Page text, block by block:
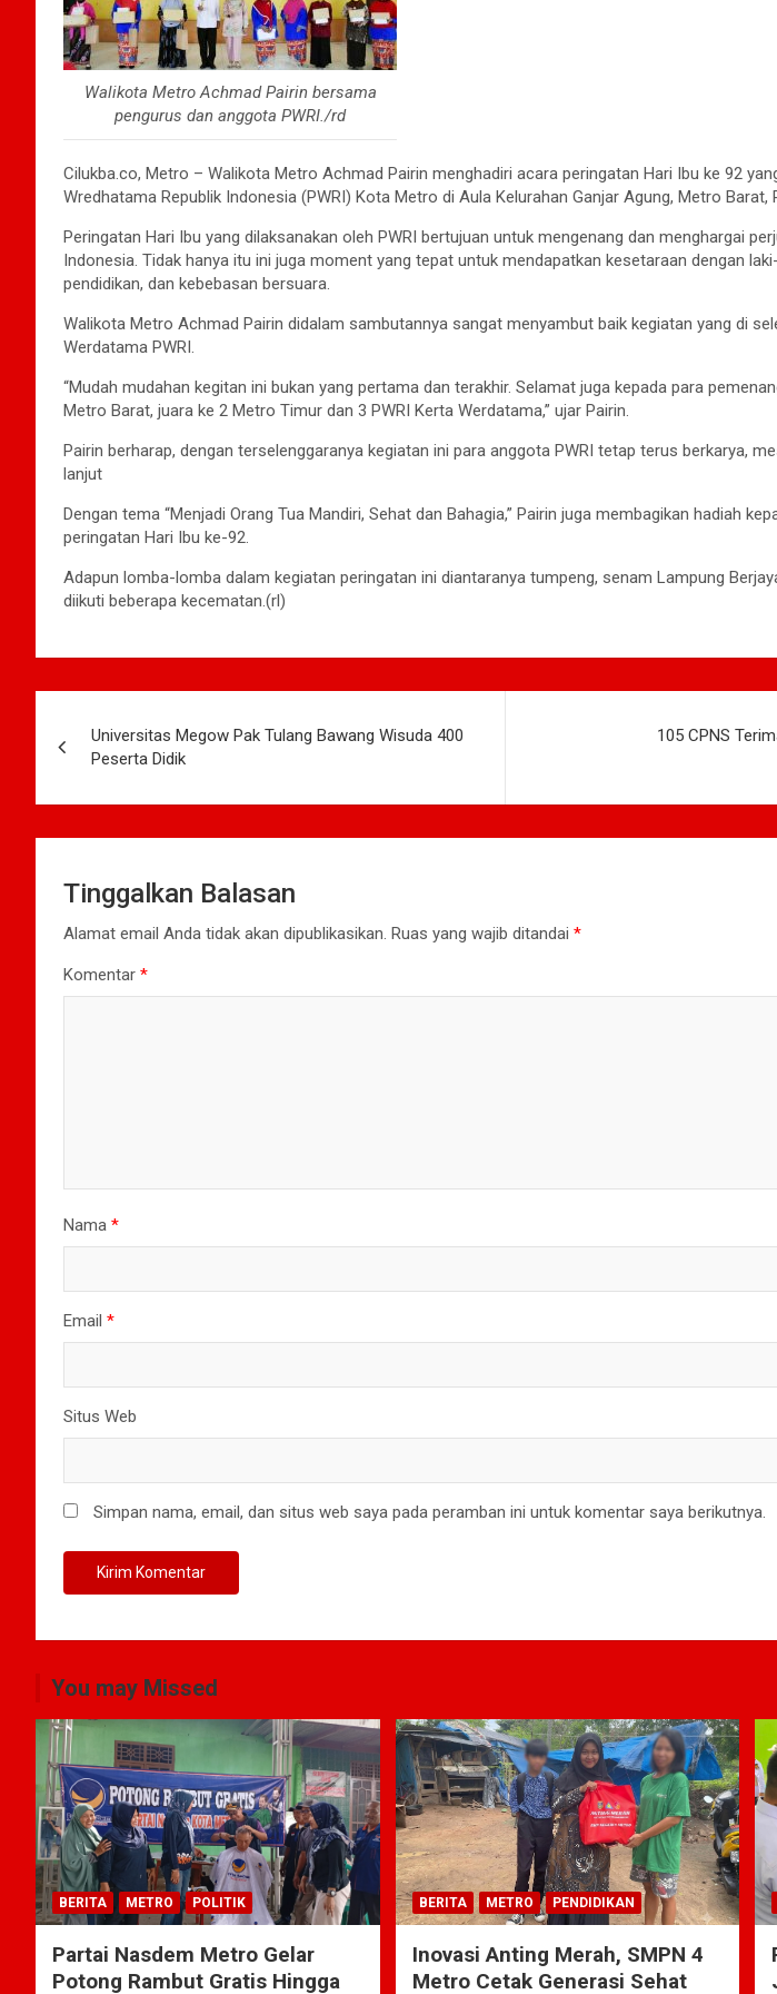
Walikota Metro Achmad Pairin bersama
pengurus dan anggota PWRI./rd
Cilukba.co, Metro – Walikota Metro Achmad Pairin menghadiri acara peringatan Hari Ibu ke 92
Wredhatama Republik Indonesia (PWRI) Kota Metro di Aula Kelurahan Ganjar Agung, Metro Barat,
Peringatan Hari Ibu yang dilaksanakan oleh PWRI bertujuan untuk mengenang dan menghargai
Indonesia. Tidak hanya itu ini juga moment yang tepat untuk mendapatkan kesetaraan dengan
pendidikan, dan kebebasan bersuara.
Walikota Metro Achmad Pairin didalam sambutannya sangat menyambut baik kegiatan yang di
Werdatama PWRI.
“Mudah mudahan kegitan ini bukan yang pertama dan terakhir. Selamat juga kepada para
Metro Barat, juara ke 2 Metro Timur dan 3 PWRI Kerta Werdatama,” ujar Pairin.
Pairin berharap, dengan terselenggaranya kegiatan ini para anggota PWRI tetap terus berkarya,
lanjut
Dengan tema “Menjadi Orang Tua Mandiri, Sehat dan Bahagia,” Pairin juga membagikan hadiah
peringatan Hari Ibu ke-92.
Adapun lomba-lomba dalam kegiatan peringatan ini diantaranya tumpeng, senam Lampung
diikuti beberapa kecematan.(rl)
pos
Universitas Megow Pak Tulang Bawang Wisuda 400
Peserta Didik
105 CPNS
Tinggalkan Balasan
Alamat email Anda tidak akan dipublikasikan. Ruas yang wajib ditandai *
Komentar *
Nama *
Email *
Situs Web
Simpan nama, email, dan situs web saya pada peramban ini untuk komentar saya berikutnya.
You may Missed
BERITA METRO POLITIK
Partai Nasdem Metro Gelar
Potong Rambut Gratis Hingga
BERITA METRO PENDIDIKAN
Inovasi Anting Merah, SMPN 4
Metro Cetak Generasi Sehat